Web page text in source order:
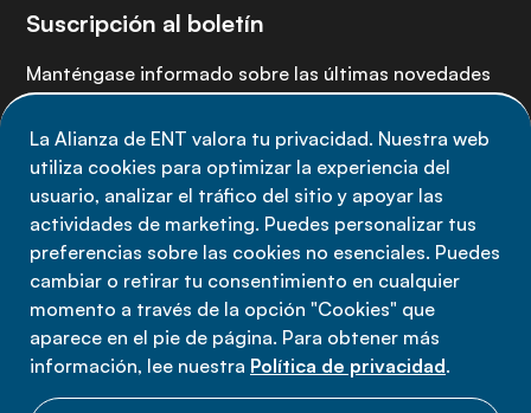
La Alianza de ENT valora tu privacidad. Nuestra web
utiliza cookies para optimizar la experiencia del
usuario, analizar el tráfico del sitio y apoyar las
actividades de marketing. Puedes personalizar tus
preferencias sobre las cookies no esenciales. Puedes
cambiar o retirar tu consentimiento en cualquier
momento a través de la opción "Cookies" que
aparece en el pie de página. Para obtener más
información, lee nuestra Política de privacidad.
Suscripción al boletín
Manténgase informado sobre las últimas novedades
Suscríbete ahora
Política de privacidad
Términos de uso